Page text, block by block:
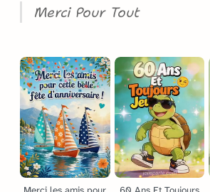
Merci Pour Tout